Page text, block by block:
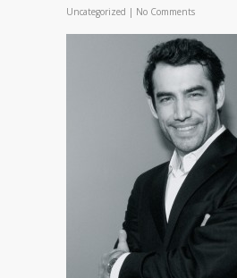
Uncategorized | No Comments